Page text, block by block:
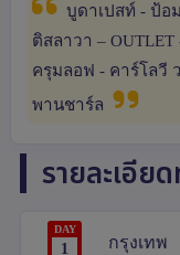
บูดาเปสท์ - ป้อ
ติสลาวา –
ครุมลอฟ - คาร์โลวี
พานชาร์ล
รายละเอีย
DAY
1 กรุงเทพ